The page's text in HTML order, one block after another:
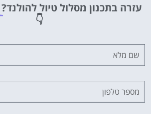
מציאת מלון
לחצו
עזרה בתכנון מסלול טיול להולנד?
👇